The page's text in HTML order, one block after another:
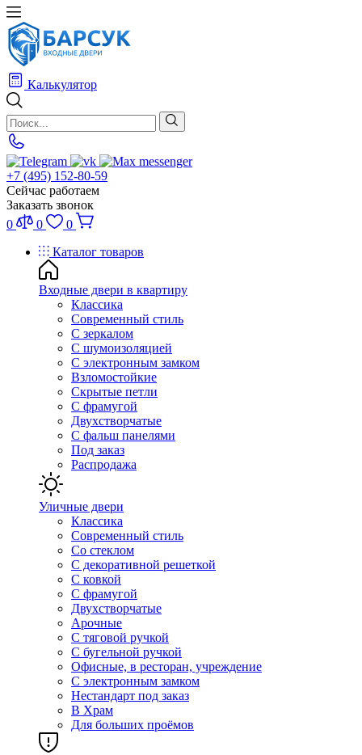
Калькулятор
+7 (495) 152-80-59
Сейчас работаем
Заказать звонок
0
0
0
Каталог товаров
Входные двери в квартиру
Классика
Современный стиль
С зеркалом
С шумоизоляцией
С электронным замком
Взломостойкие
Скрытые петли
С фрамугой
Двухстворчатые
С фальш панелями
Под заказ
Распродажа
Уличные двери
Классика
Современный стиль
Со стеклом
С декоративной решеткой
С ковкой
С фрамугой
Двухстворчатые
Арочные
С тяговой ручкой
С бугельной ручкой
Офисные, в ресторан, учреждение
С электронным замком
Нестандарт под заказ
В Храм
Для больших проёмов